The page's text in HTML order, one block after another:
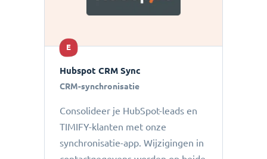
E
Hubspot CRM Sync
CRM-synchronisatie
Consolideer je HubSpot-leads en
TIMIFY-klanten met onze
synchronisatie-app. Wijzigingen in